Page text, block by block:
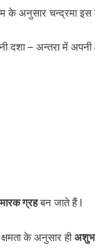
के अनुसार चन्द्रमा
दशा – अन्तरा में अपनी
मारक ग्रहबन जाते हैं l
के अनुसार ही